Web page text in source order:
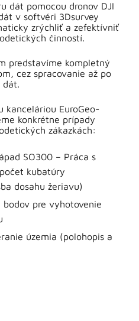
dát pomocou dronov DJI
v softvéri 3Dsurvey
zrýchliť a zefektívniť
činností.
predstavíme kompletný
cez spracovanie až po
dát.
kanceláriou EuroGeo-
konkrétne prípady
zákazkách:
SO300 – Práca s
kubatúry
dosahu žeriavu)
bodov pre vyhotovenie
územia (polohopis a